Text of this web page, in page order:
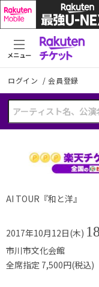
ログイン /会員登録
メニュー
AI TOUR『和と洋』
2017年10月12日(木)
市川市文化会館
全席指定 7,500円(税込)